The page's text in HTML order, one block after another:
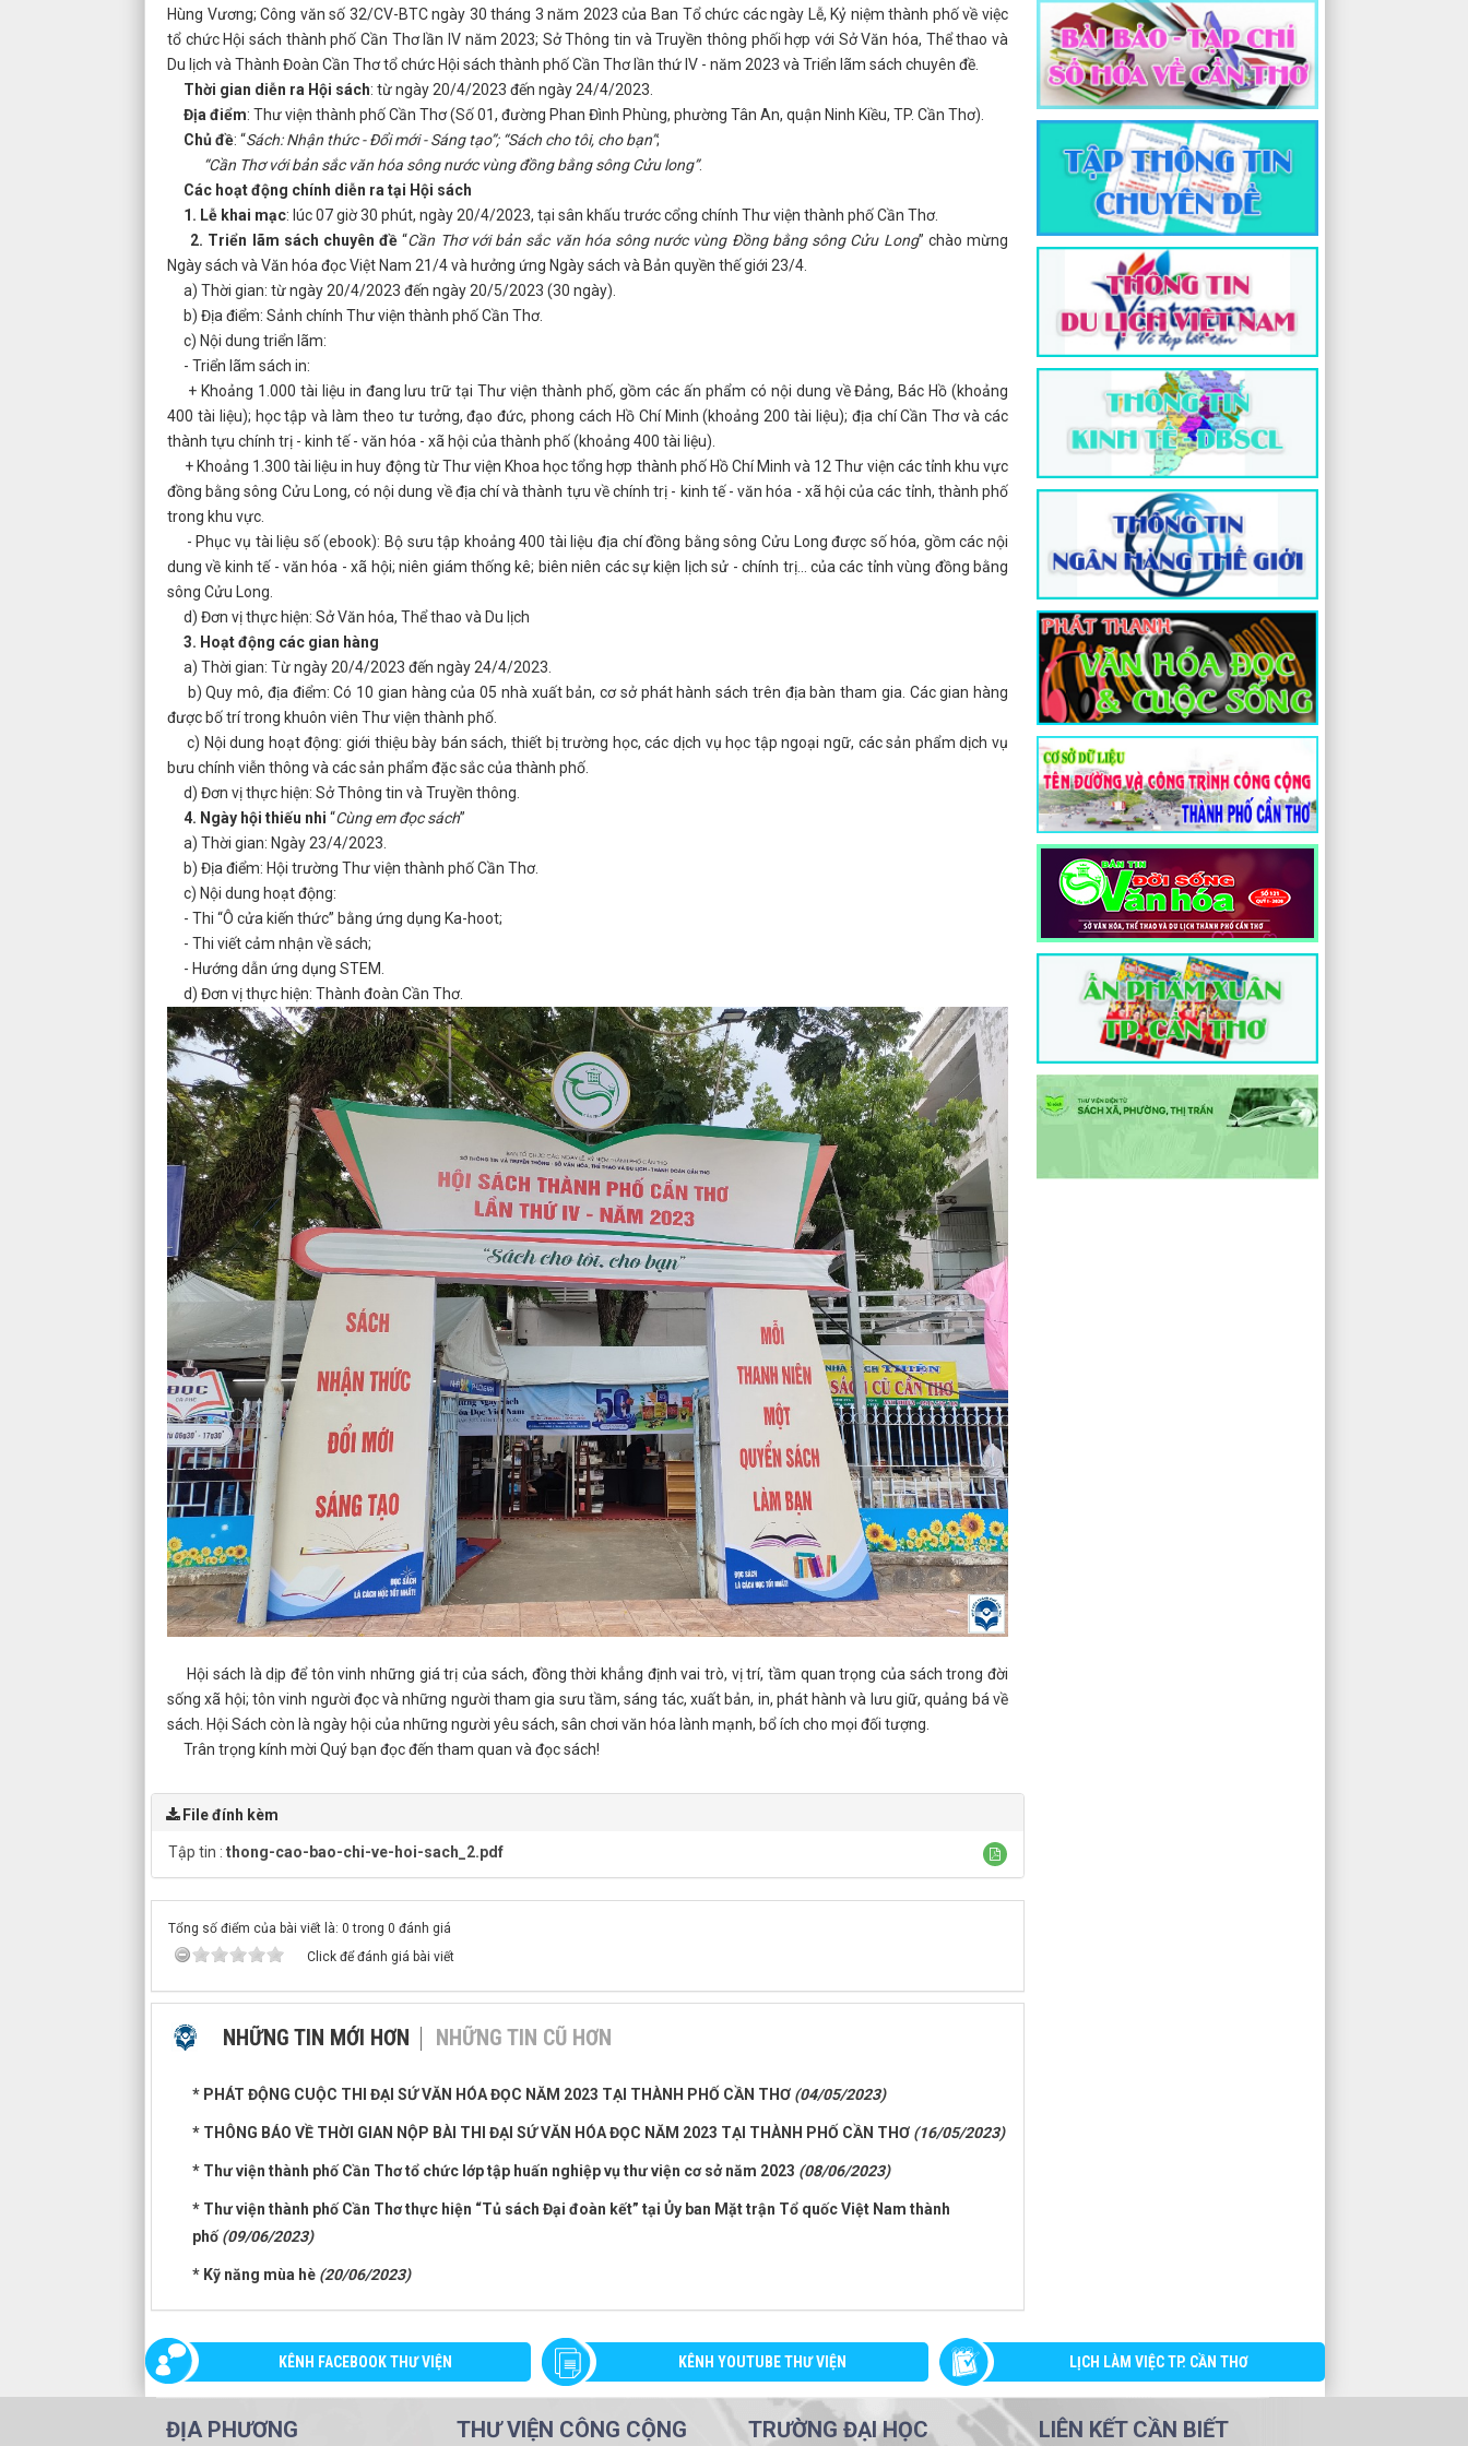
Hùng Vương; Công văn số 32/CV-BTC ngày 30 tháng 3 năm 2023 của Ban Tổ chức các ngày Lễ, Kỷ niệm thành phố về việc
tổ chức Hội sách thành phố Cần Thơ lần IV năm 2023; Sở Thông tin và Truyền thông phối hợp với Sở Văn hóa, Thể thao và
Du lịch và Thành Đoàn Cần Thơ tổ chức Hội sách thành phố Cần Thơ lần thứ IV - năm 2023 và Triển lãm sách chuyên đề.
Thời gian diễn ra Hội sách: từ ngày 20/4/2023 đến ngày 24/4/2023.
Địa điểm: Thư viện thành phố Cần Thơ (Số 01, đường Phan Đình Phùng, phường Tân An, quận Ninh Kiều, TP. Cần Thơ).
Chủ đề: “Sách: Nhận thức - Đổi mới - Sáng tạo”; “Sách cho tôi, cho bạn”;
“Cần Thơ với bản sắc văn hóa sông nước vùng đồng bằng sông Cửu long”.
Các hoạt động chính diễn ra tại Hội sách
1. Lễ khai mạc: lúc 07 giờ 30 phút, ngày 20/4/2023, tại sân khấu trước cổng chính Thư viện thành phố Cần Thơ.
2. Triển lãm sách chuyên đề “Cần Thơ với bản sắc văn hóa sông nước vùng Đồng bằng sông Cửu Long” chào mừng
Ngày sách và Văn hóa đọc Việt Nam 21/4 và hưởng ứng Ngày sách và Bản quyền thế giới 23/4.
a) Thời gian: từ ngày 20/4/2023 đến ngày 20/5/2023 (30 ngày).
b) Địa điểm: Sảnh chính Thư viện thành phố Cần Thơ.
c) Nội dung triển lãm:
- Triển lãm sách in:
+ Khoảng 1.000 tài liệu in đang lưu trữ tại Thư viện thành phố, gồm các ấn phẩm có nội dung về Đảng, Bác Hồ (khoảng
400 tài liệu); học tập và làm theo tư tưởng, đạo đức, phong cách Hồ Chí Minh (khoảng 200 tài liệu); địa chí Cần Thơ và các
thành tựu chính trị - kinh tế - văn hóa - xã hội của thành phố (khoảng 400 tài liệu).
+ Khoảng 1.300 tài liệu in huy động từ Thư viện Khoa học tổng hợp thành phố Hồ Chí Minh và 12 Thư viện các tỉnh khu vực
đồng bằng sông Cửu Long, có nội dung về địa chí và thành tựu về chính trị - kinh tế - văn hóa - xã hội của các tỉnh, thành phố
trong khu vực.
- Phục vụ tài liệu số (ebook): Bộ sưu tập khoảng 400 tài liệu địa chí đồng bằng sông Cửu Long được số hóa, gồm các nội
dung về kinh tế - văn hóa - xã hội; niên giám thống kê; biên niên các sự kiện lịch sử - chính trị… của các tỉnh vùng đồng bằng
sông Cửu Long.
d) Đơn vị thực hiện: Sở Văn hóa, Thể thao và Du lịch
3. Hoạt động các gian hàng
a) Thời gian: Từ ngày 20/4/2023 đến ngày 24/4/2023.
b) Quy mô, địa điểm: Có 10 gian hàng của 05 nhà xuất bản, cơ sở phát hành sách trên địa bàn tham gia. Các gian hàng
được bố trí trong khuôn viên Thư viện thành phố.
c) Nội dung hoạt động: giới thiệu bày bán sách, thiết bị trường học, các dịch vụ học tập ngoại ngữ, các sản phẩm dịch vụ
bưu chính viễn thông và các sản phẩm đặc sắc của thành phố.
d) Đơn vị thực hiện: Sở Thông tin và Truyền thông.
4. Ngày hội thiếu nhi “Cùng em đọc sách”
a) Thời gian: Ngày 23/4/2023.
b) Địa điểm: Hội trường Thư viện thành phố Cần Thơ.
c) Nội dung hoạt động:
- Thi “Ô cửa kiến thức” bằng ứng dụng Ka-hoot;
- Thi viết cảm nhận về sách;
- Hướng dẫn ứng dụng STEM.
d) Đơn vị thực hiện: Thành đoàn Cần Thơ.
Hội sách là dịp để tôn vinh những giá trị của sách, đồng thời khẳng định vai trò, vị trí, tầm quan trọng của sách trong đời
sống xã hội; tôn vinh người đọc và những người tham gia sưu tầm, sáng tác, xuất bản, in, phát hành và lưu giữ, quảng bá về
sách. Hội Sách còn là ngày hội của những người yêu sách, sân chơi văn hóa lành mạnh, bổ ích cho mọi đối tượng.
Trân trọng kính mời Quý bạn đọc đến tham quan và đọc sách!
File đính kèm
Tập tin : thong-cao-bao-chi-ve-hoi-sach_2.pdf
Tổng số điểm của bài viết là: 0 trong 0 đánh giá
Click để đánh giá bài viết
NHỮNG TIN MỚI HƠN NHỮNG TIN CŨ HƠN
* PHÁT ĐỘNG CUỘC THI ĐẠI SỨ VĂN HÓA ĐỌC NĂM 2023 TẠI THÀNH PHỐ CẦN THƠ (04/05/2023)
* THÔNG BÁO VỀ THỜI GIAN NỘP BÀI THI ĐẠI SỨ VĂN HÓA ĐỌC NĂM 2023 TẠI THÀNH PHỐ CẦN THƠ (16/05/2023)
* Thư viện thành phố Cần Thơ tổ chức lớp tập huấn nghiệp vụ thư viện cơ sở năm 2023 (08/06/2023)
* Thư viện thành phố Cần Thơ thực hiện “Tủ sách Đại đoàn kết” tại Ủy ban Mặt trận Tổ quốc Việt Nam thành
phố (09/06/2023)
* Kỹ năng mùa hè (20/06/2023)
KÊNH FACEBOOK THƯ VIỆN KÊNH YOUTUBE THƯ VIỆN LỊCH LÀM VIỆC TP. CẦN THƠ
ĐỊA PHƯƠNG THƯ VIỆN CÔNG CỘNG TRƯỜNG ĐẠI HỌC LIÊN KẾT CẦN BIẾT